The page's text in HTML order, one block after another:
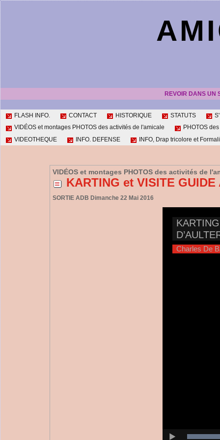
REVOIR DANS UN
FLASH INFO. CONTACT HISTORIQUE STATUTS
VIDÉOS et montages PHOTOS des activités de l'amicale
PHOTOS
VIDEOTHEQUE
INFO. DEFENSE INFO, Drap tricolore et
VIDÉOS et montages PHOTOS des activités de
KARTING et VISITE GUIDE
SORTIE ADB Dimanche 22 Mai 2016